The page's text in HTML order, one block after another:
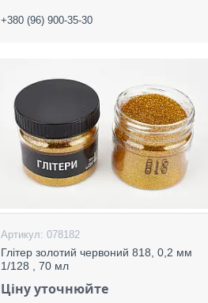
+380 (96) 900-35-30
078182
Глітер золотий червоний 818, 0,2 мм
1/128 , 70 мл
Ціну уточнюйте